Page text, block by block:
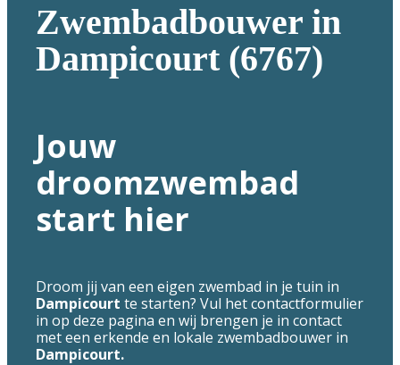
Zwembadbouwer in
Dampicourt (6767)
Jouw
droomzwembad
start hier
Droom jij van een eigen zwembad in je tuin in
Dampicourt te starten? Vul het contactformulier
in op deze pagina en wij brengen je in contact
met een erkende en lokale zwembadbouwer in
Dampicourt.